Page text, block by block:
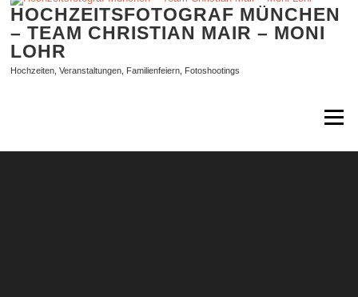
Zum
springen
HOCHZEITSFOTOGRAF MÜNCHEN
– TEAM CHRISTIAN MAIR – MONI
LOHR
Hochzeiten, Veranstaltungen, Familienfeiern, Fotoshootings
Menü